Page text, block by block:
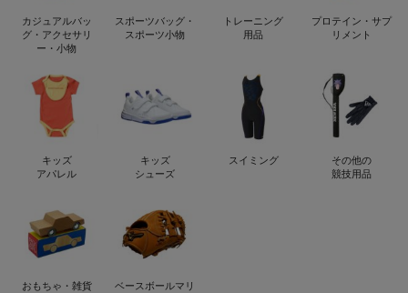
カジュアルバッ
グ・アクセサリ
ー・小物
スポーツバッグ・
スポーツ小物
トレーニング
用品
プロテイン・サプ
リメント
キッズ
アパレル
キッズ
シューズ
スイミング
その他の
競技用品
おもちゃ・雑貨
ベースボールマリ